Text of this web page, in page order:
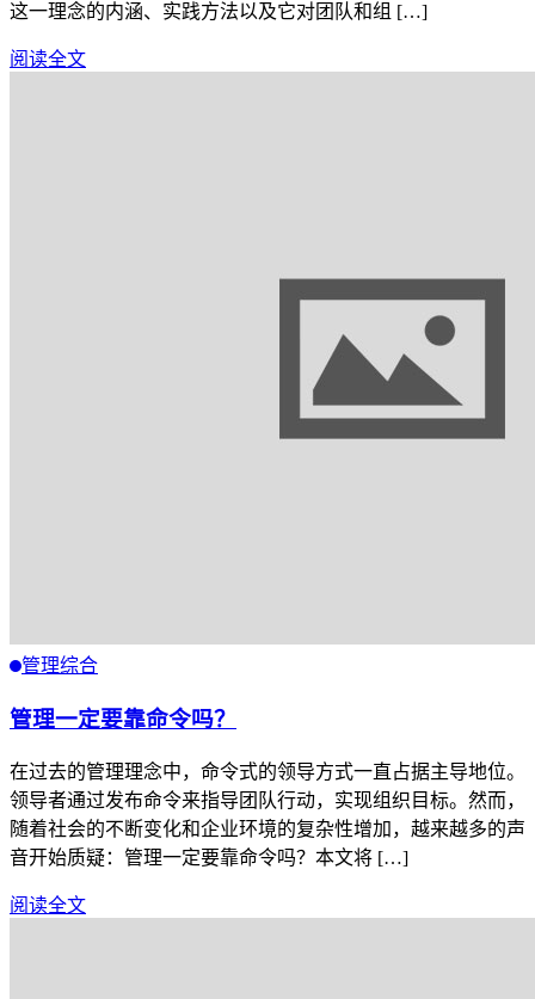
这一理念的内涵、实践方法以及它对团队和组 […]
阅读全文
管理综合
管理一定要靠命令吗？
在过去的管理理念中，命令式的领导方式一直占据主导地位。
领导者通过发布命令来指导团队行动，实现组织目标。然而，
随着社会的不断变化和企业环境的复杂性增加，越来越多的声
音开始质疑：管理一定要靠命令吗？本文将 […]
阅读全文